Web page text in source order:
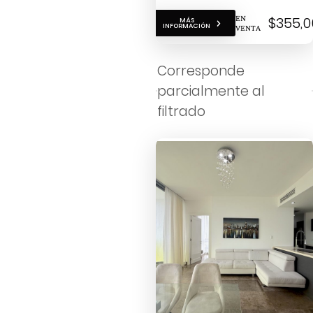
MÁS
INFORMACIÓN
EN
VENTA
Corresponde
parcialmente al
filtrado